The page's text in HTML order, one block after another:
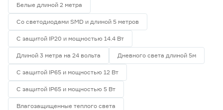
Белые длиной 2 метра
Со светодиодами SMD и длиной 5 метров
С защитой IP20 и мощностью 14.4 Вт
Длиной 3 метра на 24 вольта Дневного света длиной 5м
С защитой IP65 и мощностью 12 Вт
С защитой IP65 и мощностью 5 Вт
Влагозащищенные теплого света